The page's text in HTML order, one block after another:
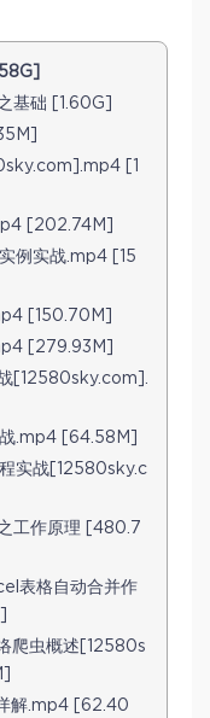
基础 [1.60G]
[1
[202.74M]
例实战.mp4 [15
[150.70M]
[279.93M]
[12580sky.com].
.mp4 [64.58M]
实战[12580sky.c
工作原理 [480.7
表格自动合并作
爬虫概述[12580s
解.mp4 [62.40